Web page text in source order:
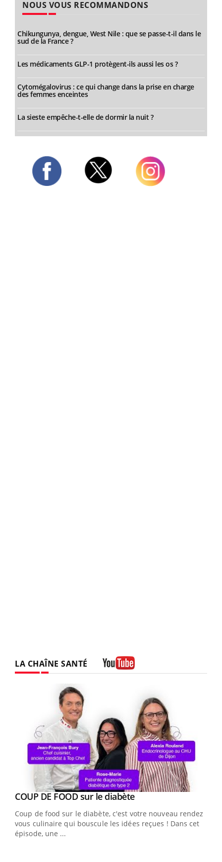
NOUS VOUS RECOMMANDONS
Chikungunya, dengue, West Nile : que se passe-t-il dans le
sud de la France ?
Les médicaments GLP-1 protègent-ils aussi les os ?
Cytomégalovirus : ce qui change dans la prise en charge
des femmes enceintes
La sieste empêche-t-elle de dormir la nuit ?
LA CHAÎNE SANTÉ
Youtube
COUP DE FOOD sur le diabèteYoutube
Coup de food sur le diabète, c'est votre nouveau rendez-
vous culinaire qui bouscule les idées reçues ! Dans cet
épisode, une ...
Youtube
Quand l’entreprise mise sur le bien être global
"Les rendez-vous de la santé et de la qualité de vie au
travail" de Pourquoi Docteur reçoivent Régis Blugeon,
DRH et directeur ...